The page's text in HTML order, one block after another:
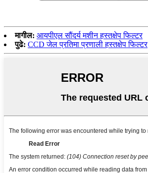
मागील: आयपीएल सौंदर्य मशीन हस्तक्षेप फिल्टर
पुढे: CCD जेल प्रतिमा प्रणाली हस्तक्षेप फिल्टर